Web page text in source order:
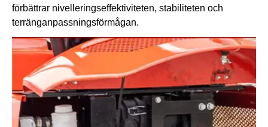
förbättrar nivelleringseffektiviteten, stabiliteten och
terränganpassningsförmågan.